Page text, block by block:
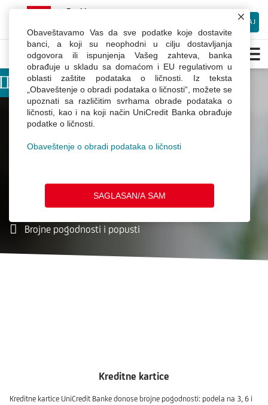
mBanking
Besplatno preuzmite Android aplikaciju
INSTALIRAJ
Kreditne
kartice
UniCredit
Banke
Obaveštavamo Vas da sve podatke koje dostavite
banci, a koji su neophodni u cilju dostavljanja
odgovora ili ispunjenja Vašeg zahteva, banka
obrađuje u skladu sa domaćom i EU regulativom u
oblasti zaštite podataka o ličnosti. Iz teksta
„Obaveštenje o obradi podataka o ličnosti“, možete se
upoznati sa različitim svrhama obrade podataka o
ličnosti, kao i na koji način UniCredit Banka obrađuje
podatke o ličnosti.
Obaveštenje o obradi podataka o ličnosti
SAGLASAN/A SAM
Dobrodošli u Webchat.
Unesite Vaše ime
Najbrži put za
ispunjenje vaših želja
Kupovina na internetu
Brojne pogodnosti i popusti
Kreditne kartice
Kreditne kartice UniCredit Banke donose brojne pogodnosti: podela na 3, 6 i